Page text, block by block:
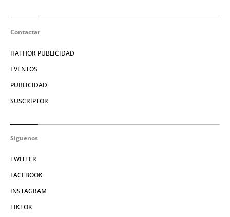
Contactar
HATHOR PUBLICIDAD
EVENTOS
PUBLICIDAD
SUSCRIPTOR
Síguenos
TWITTER
FACEBOOK
INSTAGRAM
TIKTOK